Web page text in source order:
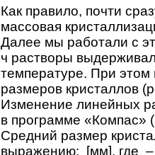
Как правило, почти
массовая
Далее мы работали с
ч растворы
температуре. При
размеров кристаллов
Изменение линейных
в программе «Компас»
Средний размер
выражению: [мм], где –